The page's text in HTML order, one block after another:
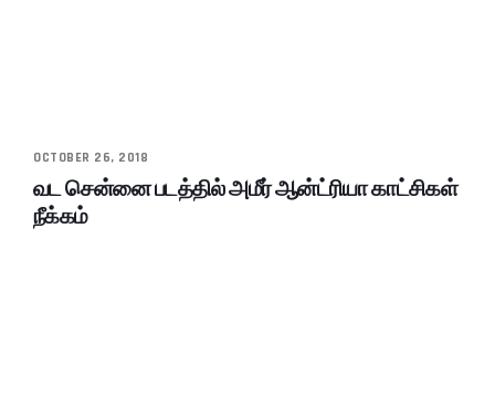
OCTOBER 26, 2018
வட சென்னை படத்தில் அமீர் ஆன்ட்ரியா காட்சிகள்
நீக்கம்